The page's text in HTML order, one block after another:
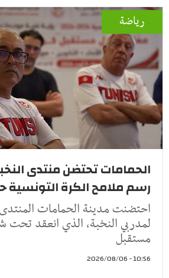
رياضة
الحمامات تحتضن منتدى
رسم ملامح الكرة التونسية حتى
احتضنت مدينة الحمامات المنتدى
لمدربي النخبة، الذي انعقد تحت
مستقبل
10:56 - 2026/08/06